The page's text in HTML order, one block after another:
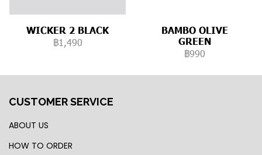
WICKER 2 BLACK
฿1,490
BAMBO OLIVE
GREEN
฿990
CUSTOMER SERVICE
ABOUT US
HOW TO ORDER